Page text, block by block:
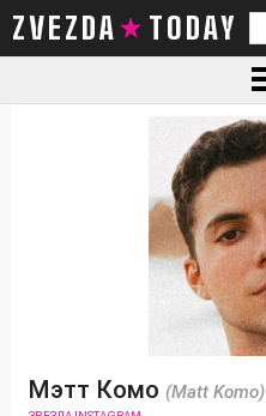
ZVEZDA TODAY
Мэтт Комо (Matt Komo)